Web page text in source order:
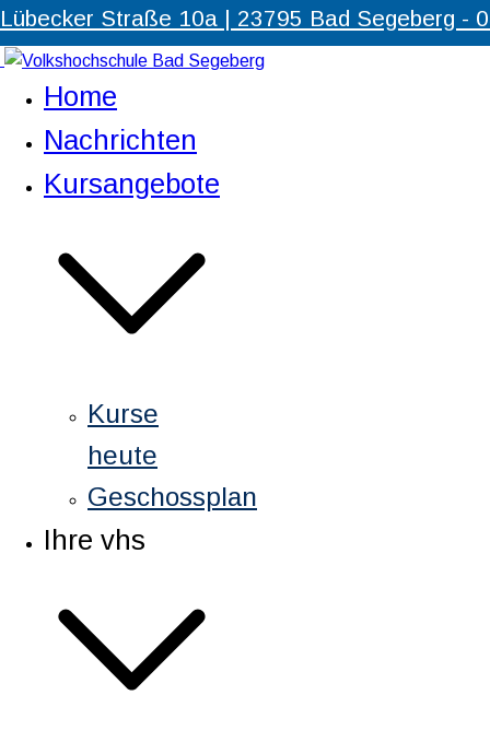
Zum
springen
Lübecker Straße 10a | 23795 Bad Segeberg -
Volkshochschule Bad Segeberg
Partner für Weiterbildung und Qualifizierung
Home
Nachrichten
Kursangebote
Kurse
heute
Geschossplan
Ihre vhs